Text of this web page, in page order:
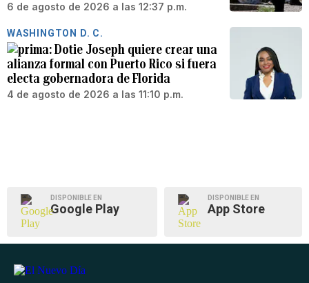
6 de agosto de 2026 a las 12:37 p.m.
WASHINGTON D. C.
Dotie Joseph quiere crear una
alianza formal con Puerto Rico si fuera
electa gobernadora de Florida
4 de agosto de 2026 a las 11:10 p.m.
DISPONIBLE EN
Google Play
DISPONIBLE EN
App Store